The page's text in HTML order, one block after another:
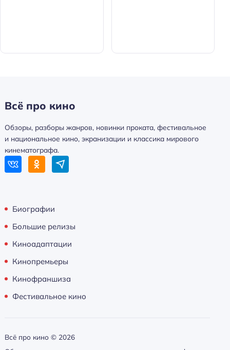
Всё про кино
Обзоры, разборы жанров, новинки проката, фестивальное
и национальное кино, экранизации и классика мирового
кинематографа.
Биографии
Большие релизы
Киноадаптации
Кинопремьеры
Кинофраншиза
Фестивальное кино
Всё про кино © 2026